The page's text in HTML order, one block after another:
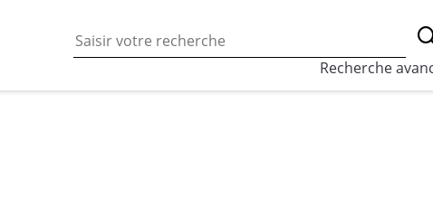
ce site vous acceptez l’utilisation des cookies, qui sont
sur les réseaux sociaux.
Recherche